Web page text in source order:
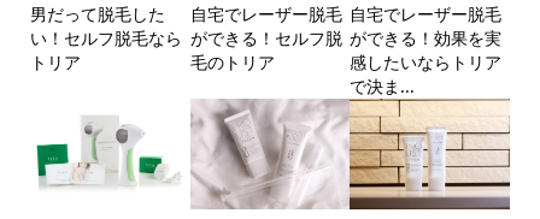
男だって脱毛した
い！セルフ脱毛なら
トリア
自宅でレーザー脱毛
ができる！セルフ脱
毛のトリア
自宅でレーザー脱毛
ができる！効果を実
感したいならトリア
で決ま...